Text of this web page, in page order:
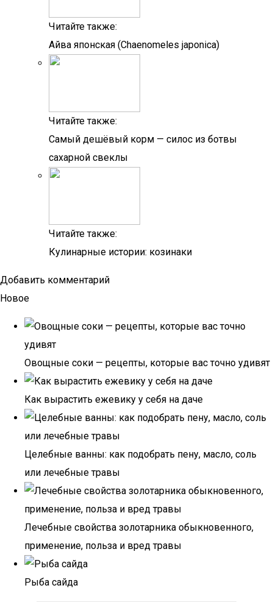
Читайте также:
Айва японская (Chaenomeles japonica)
Читайте также:
Самый дешёвый корм — силос из ботвы
сахарной свеклы
Читайте также:
Кулинарные истории: козинаки
Добавить комментарий
Новое
Овощные соки — рецепты, которые вас точно удивят
Как вырастить ежевику у себя на даче
Целебные ванны: как подобрать пену, масло, соль
или лечебные травы
Лечебные свойства золотарника обыкновенного,
применение, польза и вред травы
Рыба сайда